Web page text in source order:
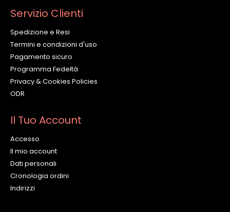
Servizio Clienti
Spedizione e Resi
Termini e condizioni d'uso
Pagamento sicuro
Programma Fedeltà
Privacy & Cookies Policies
ODR
Il Tuo Account
Accesso
Il mio account
Dati personali
Cronologia ordini
Indirizzi